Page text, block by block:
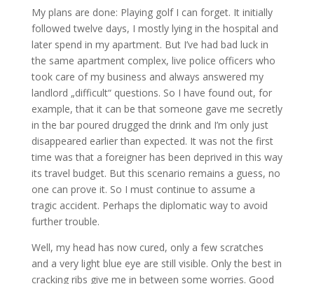
My plans are done: Playing golf I can forget. It initially
followed twelve days, I mostly lying in the hospital and
later spend in my apartment. But I’ve had bad luck in
the same apartment complex, live police officers who
took care of my business and always answered my
landlord „difficult“ questions. So I have found out, for
example, that it can be that someone gave me secretly
in the bar poured drugged the drink and I’m only just
disappeared earlier than expected. It was not the first
time was that a foreigner has been deprived in this way
its travel budget. But this scenario remains a guess, no
one can prove it. So I must continue to assume a
tragic accident. Perhaps the diplomatic way to avoid
further trouble.
Well, my head has now cured, only a few scratches
and a very light blue eye are still visible. Only the best in
cracking ribs give me in between some worries. Good